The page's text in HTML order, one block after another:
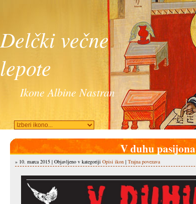
Delčki večne
lepote
Ikone Albine Nastran
V duhu pasijona
» 10. marca 2015 | Objavljeno v kategoriji Opisi ikon| Trajna povezava